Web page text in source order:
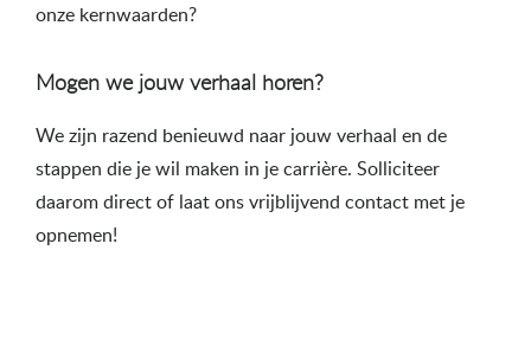
onze kernwaarden?
Mogen we jouw verhaal horen?
We zijn razend benieuwd naar jouw verhaal en de
stappen die je wil maken in je carrière. Solliciteer
daarom direct of laat ons vrijblijvend contact met je
opnemen!